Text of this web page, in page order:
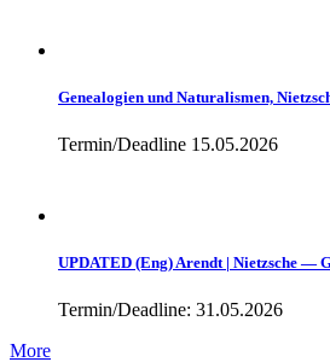
Genealogien und Naturalismen,
Termin/Deadline 15.05.2026
UPDATED (Eng) Arendt | Nietzsche —
Termin/Deadline: 31.05.2026
More